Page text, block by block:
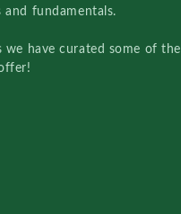
fundamentals.
we have curated some of the